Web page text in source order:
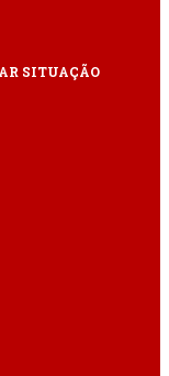
SITUAÇÃO